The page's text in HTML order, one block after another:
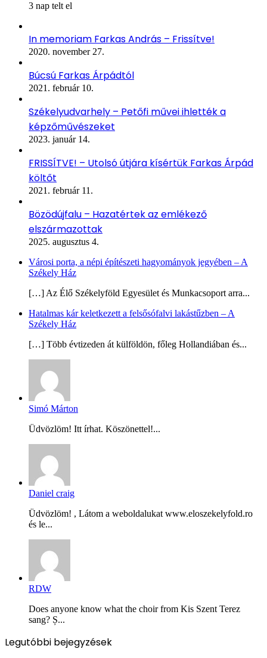
3 nap telt el
In memoriam Farkas András – Frissítve!
2020. november 27.
Búcsú Farkas Árpádtól
2021. február 10.
Székelyudvarhely – Petőfi művei ihlették a
képzőművészeket
2023. január 14.
FRISSÍTVE! – Utolsó útjára kísértük Farkas Árpád
költőt
2021. február 11.
Bözödújfalu – Hazatértek az emlékező
elszármazottak
2025. augusztus 4.
Városi porta, a népi építészeti hagyományok jegyében – A
Székely Ház
[…] Az Élő Székelyföld Egyesület és Munkacsoport arra...
Hatalmas kár keletkezett a felsősófalvi lakástűzben – A
Székely Ház
[…] Több évtizeden át külföldön, főleg Hollandiában és...
Simó Márton
Üdvözlöm! Itt írhat. Köszönettel!...
Daniel craig
Üdvözlöm! , Látom a weboldalukat www.eloszekelyfold.ro
és le...
RDW
Does anyone know what the choir from Kis Szent Terez
sang? Ș...
Legutóbbi bejegyzések